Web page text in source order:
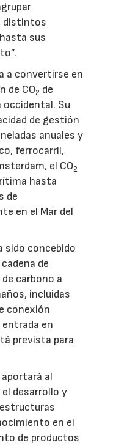
distintos
sus
a convertirse en
de CO2 de
occidental. Su
de gestión
anuales y
ferrocarril,
el CO2
hasta
de
en el Mar del
sido concebido
de
carbono a
incluidas
conexión
en
prevista para
al
desarrollo y
en el
de productos